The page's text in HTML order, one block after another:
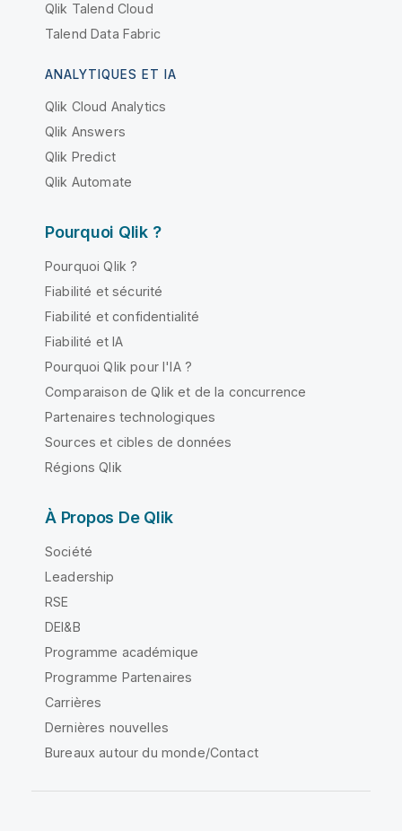
Qlik Talend Cloud
Talend Data Fabric
ANALYTIQUES ET IA
Qlik Cloud Analytics
Qlik Answers
Qlik Predict
Qlik Automate
Pourquoi Qlik ?
Pourquoi Qlik ?
Fiabilité et sécurité
Fiabilité et confidentialité
Fiabilité et IA
Pourquoi Qlik pour l'IA ?
Comparaison de Qlik et de la concurrence
Partenaires technologiques
Sources et cibles de données
Régions Qlik
À Propos De Qlik
Société
Leadership
RSE
DEI&B
Programme académique
Programme Partenaires
Carrières
Dernières nouvelles
Bureaux autour du monde/Contact